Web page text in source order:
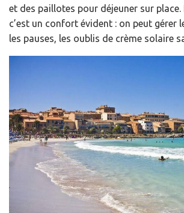
et des paillotes pour déjeuner sur place.
c’est un confort évident : on peut gérer
les pauses, les oublis de crème solaire